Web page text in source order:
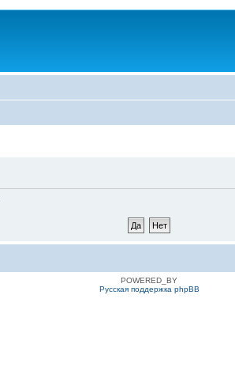
POWERED_BY
Русская поддержка phpBB